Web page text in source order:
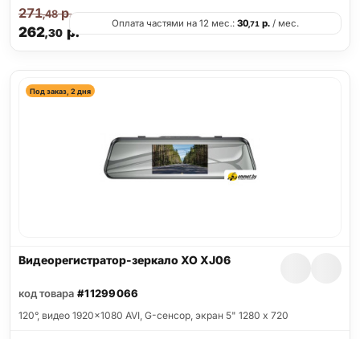
262,30р.
271,48р.
Оплата частями на 12 мес.: 30,71 р. / мес.
Под заказ, 2 дня
Видеорегистратор-зеркало XO XJ06
код товара #11299066
120°, видео 1920x1080 AVI, G-сенсор, экран 5" 1280 x 720